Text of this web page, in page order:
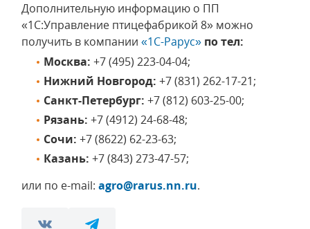
Дополнительную информацию о ПП
«1С:Управление птицефабрикой 8» можно
получить в компании «1С-Рарус» по тел:
Москва: +7 (495) 223-04-04;
Нижний Новгород: +7 (831) 262-17-21;
Санкт-Петербург: +7 (812) 603-25-00;
Рязань: +7 (4912) 24-68-48;
Сочи: +7 (8622) 62-23-63;
Казань: +7 (843) 273-47-57;
или по e-mail: agro@rarus.nn.ru.